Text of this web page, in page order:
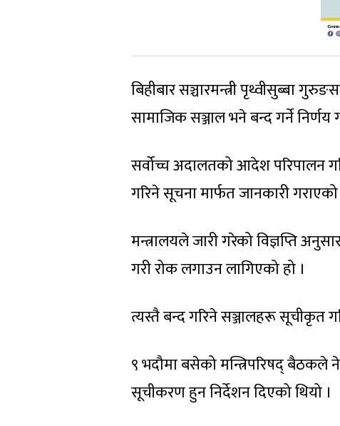
बिहीबार सञ्चारमन्त्री
सामाजिक सञ्जाल भने बन्द गर्ने निर्णय
सर्वोच्च अदालतको आदेश परिपालन
गरिने सूचना मार्फत जानकारी
मन्त्रालयले जारी गरेको विज्ञप्ति
गरी रोक लगाउन लागिएको हो ।
त्यस्तै बन्द गरिने सञ्जालहरू सूचीकृत
९ भदौमा बसेको मन्त्रिपरिषद् बैठकले
सूचीकरण हुन निर्देशन दिएको थियो ।